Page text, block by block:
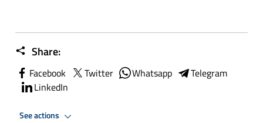
Share:
Facebook Twitter Whatsapp
Telegram
LinkedIn
See actions